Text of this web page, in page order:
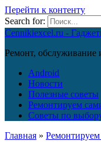
Перейти к контенту
Search for:
Cennikiexcel.ru -
Ремонт, обслуживание
Android
Новости
Полезные советы
Ремонтируем
Советы по
Главная »